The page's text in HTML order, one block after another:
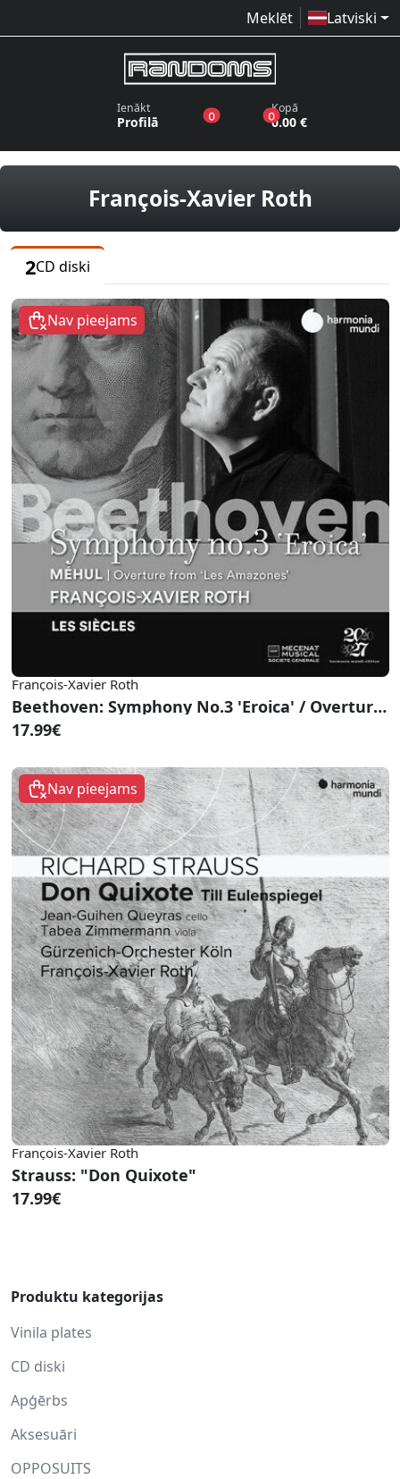
Meklēt Latviski
Ienākt
Profilā 0produkti vēlmju sarakstā
0produkti grozā
Kopā
0.00 €
François-Xavier RothCD diski
2CD diski
Nav pieejams
François-Xavier Roth
Beethoven: Symphony No.3 'Eroica' / Overture From 'Les Amazones'
17.99€
Nav pieejams
François-Xavier Roth
Strauss: "Don Quixote"
17.99€
Produktu kategorijas
Vinila plates
CD diski
Apģērbs
Aksesuāri
OPPOSUITS